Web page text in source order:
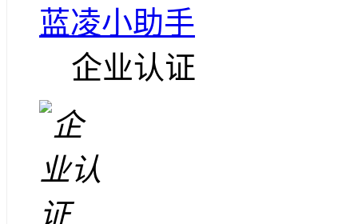
蓝凌小助手
企业认证